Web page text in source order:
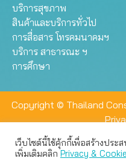
บริการสุขภาพ
สินค้าและบริการทั่วไป
การสื่อสาร โทรคมนาคมฯ
บริการ สาธารณะ ฯ
การศึกษา
Copyright © Thailand
เว็บไซต์นี้ใช้คุ้กกี้เพื่อสร้างปร
เพิ่มเติมคลิกPrivacy &
เว็บไซต์นี้ใช้คุกกี้เพื่อมอบปร